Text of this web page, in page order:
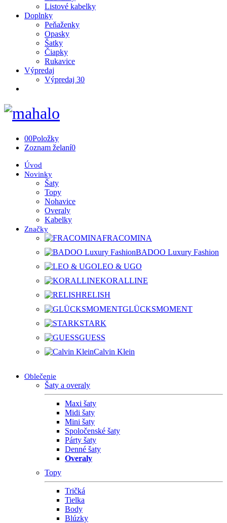
Listové kabelky
Doplnky
Peňaženky
Opasky
Šatky
Čiapky
Rukavice
Výpredaj
Výpredaj 30
00Položky
Zoznam želaní0
Úvod
Novinky
Šaty
Topy
Nohavice
Overaly
Kabelky
Značky
FRACOMINA
BADOO Luxury Fashion
LEO & UGO
KORALLINE
RELISH
GLÜCKSMOMENT
STARK
GUESS
Calvin Klein
Oblečenie
Šaty a overaly
Maxi šaty
Midi šaty
Mini šaty
Spoločenské šaty
Párty šaty
Denné šaty
Overaly
Topy
Tričká
Tielka
Body
Blúzky